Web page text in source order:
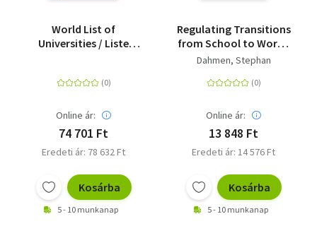
World List of
Universities / Liste
Online ár:
74 701 Ft
Eredeti ár: 78 632 Ft
Kosárba
5 - 10 munkanap
Regulating Transitions
from School to Work -
An Institutional
Activation Work in
Dahmen, Stephan
Online ár:
13 848 Ft
Eredeti ár: 14 576 Ft
Kosárba
5 - 10 munkanap